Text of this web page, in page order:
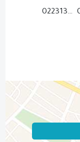
0223130027